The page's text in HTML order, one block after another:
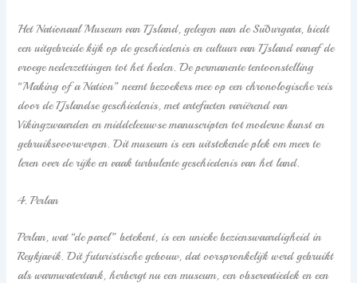
Het Nationaal Museum van IJsland, gelegen aan de Suðurgata, biedt
een uitgebreide kijk op de geschiedenis en cultuur van IJsland vanaf de
vroege nederzettingen tot het heden. De permanente tentoonstelling
“Making of a Nation” neemt bezoekers mee op een chronologische reis
door de IJslandse geschiedenis, met artefacten variërend van
Vikingzwaarden en middeleeuwse manuscripten tot moderne kunst en
gebruiksvoorwerpen. Dit museum is een uitstekende plek om meer te
leren over de rijke en vaak turbulente geschiedenis van het land.
4. Perlan
Perlan, wat “de parel” betekent, is een unieke bezienswaardigheid in
Reykjavik. Dit futuristische gebouw, dat oorspronkelijk werd gebruikt
als warmwatertank, herbergt nu een museum, een observatiedek en een